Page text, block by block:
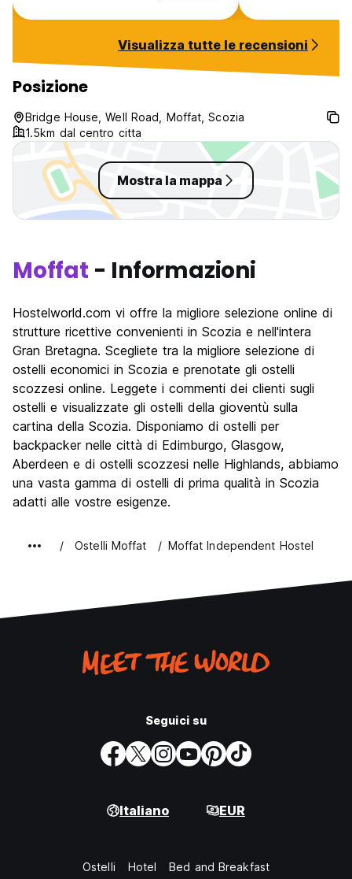
Visualizza tutte le recensioni
Posizione
Bridge House, Well Road, Moffat, Scozia
1.5km dal centro citta
Mostra la mappa
Moffat - Informazioni
Hostelworld.com vi offre la migliore selezione online di
strutture ricettive convenienti in Scozia e nell'intera
Gran Bretagna. Scegliete tra la migliore selezione di
ostelli economici in Scozia e prenotate gli ostelli
scozzesi online. Leggete i commenti dei clienti sugli
ostelli e visualizzate gli ostelli della gioventù sulla
cartina della Scozia. Disponiamo di ostelli per
backpacker nelle città di Edimburgo, Glasgow,
Aberdeen e di ostelli scozzesi nelle Highlands, abbiamo
una vasta gamma di ostelli di prima qualità in Scozia
adatti alle vostre esigenze.
Ostelli Moffat Moffat Independent Hostel
Seguici su
Italiano EUR
Ostelli Hotel Bed and Breakfast